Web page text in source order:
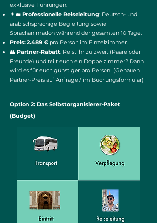
exklusive Führungen.
👨‍💼 Professionelle Reiseleitung: Deutsch- und
arabischsprachige Begleitung sowie
Sprachanimation während der gesamten 10 Tage.
Preis: 2.489 € pro Person im Einzelzimmer.
👥 Partner-Rabatt: Reist ihr zu zweit (Paare oder
Freunde) und teilt euch ein Doppelzimmer? Dann
wird es für euch günstiger pro Person! (Genauen
Partner-Preis auf Anfrage / im Buchungsformular)
Option 2: Das Selbstorganisierer-Paket
(Budget)